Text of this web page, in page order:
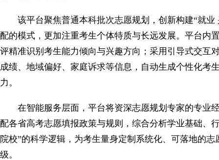
该平台聚焦普通本科批次志愿规划，创新构建“就
配的模式，更加注重考生个体特质与长远发展。平台内
评精准识别考生能力倾向与兴趣方向；采用引导式交互
成绩、地域偏好、家庭诉求等信息，自动生成个性化考
力。
在智能服务层面，平台将资深志愿规划专家的专业
配各省高考志愿填报政策与规则，综合分析学业基础、
院校”的科学逻辑，为考生量身定制系统化、可落地的
级。